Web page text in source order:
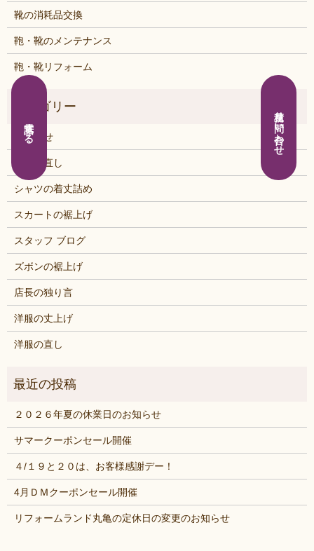
靴の消耗品交換
鞄・靴のメンテナンス
鞄・靴リフォーム
お知らせ
くつの直し
シャツの着丈詰め
スカートの裾上げ
スタッフ ブログ
ズボンの裾上げ
店長の独り言
洋服の丈上げ
洋服の直し
２０２６年夏の休業日のお知らせ
サマークーポンセール開催
４/１９と２０は、お客様感謝デー！
4月ＤＭクーポンセール開催
リフォームランド丸亀の定休日の変更のお知らせ
電話する 見積り問い合わせ